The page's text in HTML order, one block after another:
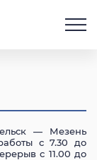
— Мезень
с 7.30 до
с 11.00 до